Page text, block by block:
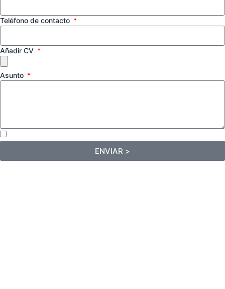
Teléfono de contacto
Añadir CV
Asunto
ENVIAR >